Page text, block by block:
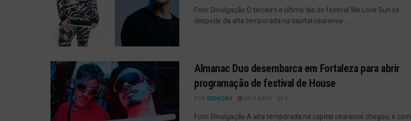
Foto: Divulgação O terceiro e último dia do festival We Love Sun se
despede da alta temporada na capital cearense ...
Almanac Duo desembarca em Fortaleza para abrir
programação de festival de House
POR REDAÇÃO HÁ 3 ANOS 0
Foto: Divulgação A alta temporada na capital cearense chegou, e com